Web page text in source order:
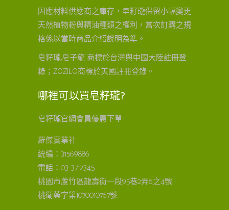
因應材料供應商之庫存，皂籽瓏保留小幅變更
天然植物粉與精油種類之權利，當次訂購之規
格係以當時商品介紹說明為準。
皂籽瓏,皂子龍 商標於台灣與中國大陸註冊登
錄；ZOZILO商標於美國註冊登錄。
哪裡可以買皂籽瓏?
皂籽瓏官網會員優惠下單
羅傑實業社
統編：31569886
電話：03-3712345
桃園市蘆竹區龍壽街一段95巷2弄6之4號
桃衛藥字第1070010767號